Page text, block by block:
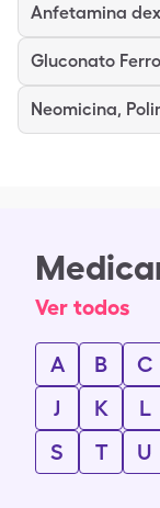
Gluconato
Ver todos
A B C
J
K L
S
T U